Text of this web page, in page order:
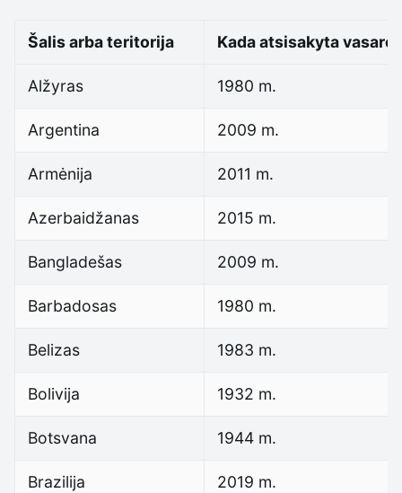
Šalis arba teritorija Kada atsisakyta
Alžyras 1980 m.
Argentina 2009 m.
Armėnija 2011 m.
Azerbaidžanas 2015 m.
Bangladešas 2009 m.
Barbadosas 1980 m.
Belizas 1983 m.
Bolivija 1932 m.
Botsvana 1944 m.
Brazilija 2019 m.